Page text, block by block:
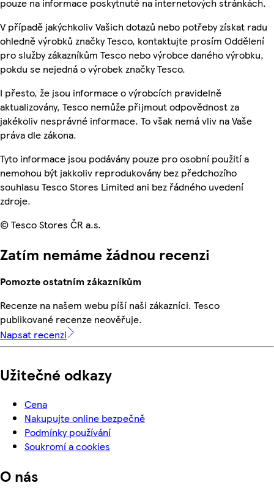
V případě jakýchkoliv Vašich dotazů nebo potřeby získat radu
ohledně výrobků značky Tesco, kontaktujte prosím Oddělení
pro služby zákazníkům Tesco nebo výrobce daného výrobku,
pokdu se nejedná o výrobek značky Tesco.
I přesto, že jsou informace o výrobcích pravidelně
aktualizovány, Tesco nemůže přijmout odpovědnost za
jakékoliv nesprávné informace. To však nemá vliv na Vaše
práva dle zákona.
Tyto informace jsou podávány pouze pro osobní použití a
nemohou být jakkoliv reprodukovány bez předchozího
souhlasu Tesco Stores Limited ani bez řádného uvedení
zdroje.
© Tesco Stores ČR a.s.
Zatím nemáme žádnou recenzi
Pomozte ostatním zákazníkům
Recenze na našem webu píší naši zákazníci. Tesco
publikované recenze neověřuje.
Napsat recenzi
Užitečné odkazy
Cena
Nakupujte online bezpečně
Podmínky používání
Soukromí a cookies
O nás